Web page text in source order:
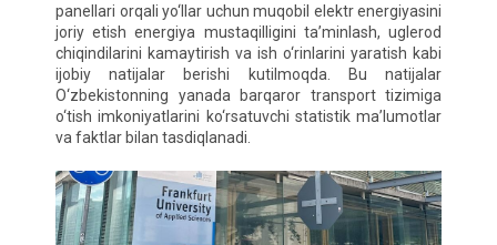
panellari orqali yo‘llar uchun muqobil elektr energiyasini
joriy etish energiya mustaqilligini ta’minlash, uglerod
chiqindilarini kamaytirish va ish o‘rinlarini yaratish kabi
ijobiy natijalar berishi kutilmoqda. Bu natijalar
O‘zbekistonning yanada barqaror transport tizimiga
o‘tish imkoniyatlarini ko‘rsatuvchi statistik ma’lumotlar
va faktlar bilan tasdiqlanadi.